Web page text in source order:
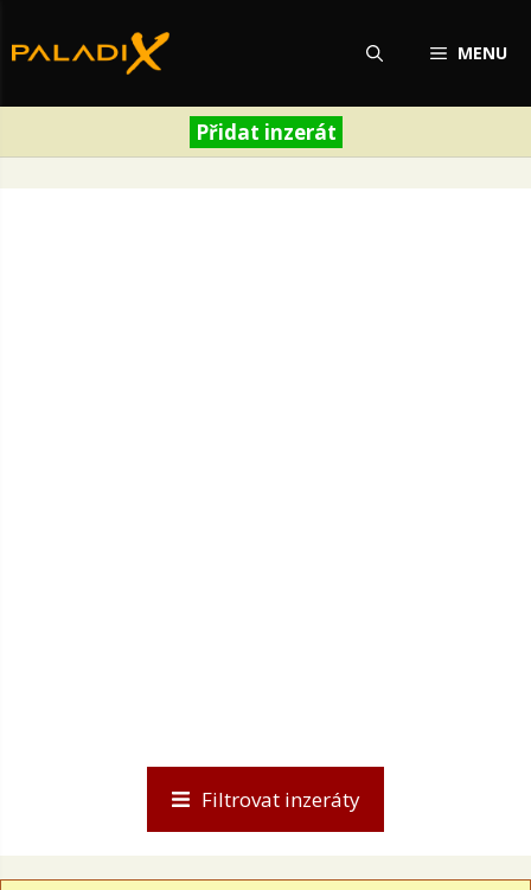
na
MENU
Přidat inzerát
Filtrovat inzeráty